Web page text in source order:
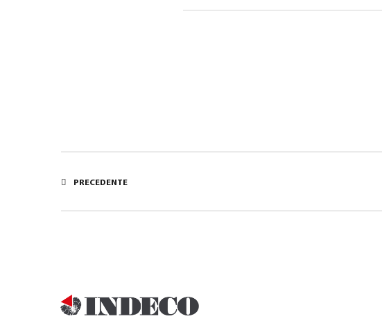
PRECEDENTE